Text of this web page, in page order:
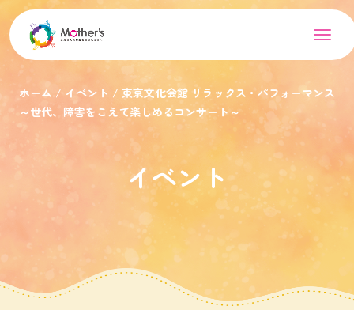
ホーム イベント
東京文化会館 リラックス・パフォーマンス
～世代、障害をこえて楽しめるコンサート～
イベント